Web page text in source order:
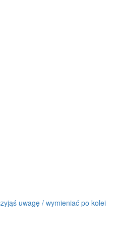
uwagę / wymieniać po kolei